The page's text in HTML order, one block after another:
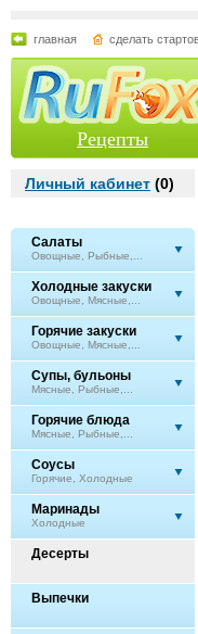
главная сделать
Рецепты
Личный кабинет (0)
Салаты
Овощные, Рыбные,...
Холодные закуски
Овощные, Мясные,...
Горячие закуски
Овощные, Мясные,...
Супы, бульоны
Мясные, Рыбные,...
Горячие блюда
Мясные, Рыбные,...
Соусы
Горячие, Холодные
Маринады
Холодные
Десерты
Выпечки